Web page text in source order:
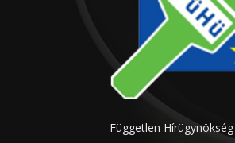
Független